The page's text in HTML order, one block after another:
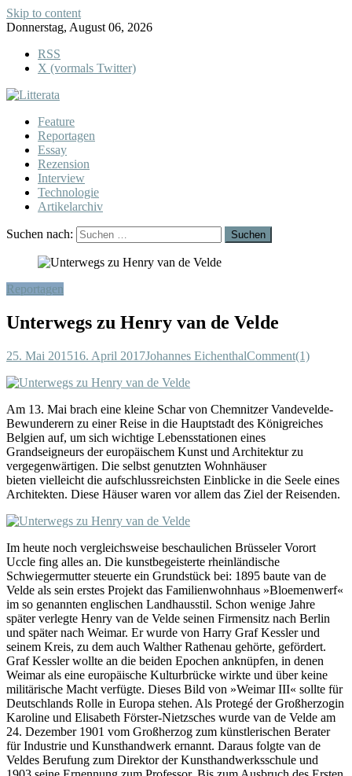
Skip to content
Donnerstag, August 06, 2026
RSS
X (vormals Twitter)
Feature
Reportagen
Essay
Rezension
Interview
Technologie
Artikelarchiv
Suchen nach:
Reportagen
Unterwegs zu Henry van de Velde
25. Mai 201516. April 2017Johannes EichenthalComment(1)
Am 13. Mai brach eine kleine Schar von Chemnitzer Vandevelde-
Bewunderern zu einer Reise in die Hauptstadt des Königreiches
Belgien auf, um sich wichtige Lebensstationen eines
Grandseigneurs der europäischem Kunst und Architektur zu
vergegenwärtigen. Die selbst genutzten Wohnhäuser
bieten vielleicht die aufschlussreichsten Einblicke in die Seele eines
Architekten. Diese Häuser waren vor allem das Ziel der Reisenden.
Im heute noch vergleichsweise beschaulichen Brüsseler Vorort
Uccle fing alles an. Die kunstbegeisterte rheinländische
Schwiegermutter steuerte ein Grundstück bei: 1895 baute van de
Velde als sein erstes Projekt das Familienwohnhaus »Bloemenwerf«
im so genannten englischen Landhausstil. Schon wenige Jahre
später verlegte Henry van de Velde seinen Firmensitz nach Berlin
und später nach Weimar. Er wurde von Harry Graf Kessler und
seinem Kreis, zu dem auch Walther Rathenau gehörte, gefördert.
Graf Kessler wollte an die beiden Epochen anknüpfen, in denen
Weimar als eine europäische Kulturbrücke wirkte und über keine
militärische Macht verfügte. Dieses Bild von »Weimar III« sollte für
Deutschlands Rolle in Europa stehen. Als Protegé der Großherzogin
Karoline und Elisabeth Förster-Nietzsches wurde van de Velde am
24. Dezember 1901 vom Großherzog zum künstlerischen Berater
für Industrie und Kunsthandwerk ernannt. Daraus folgte van de
Veldes Berufung zum Direktor der Kunsthandwerksschule und